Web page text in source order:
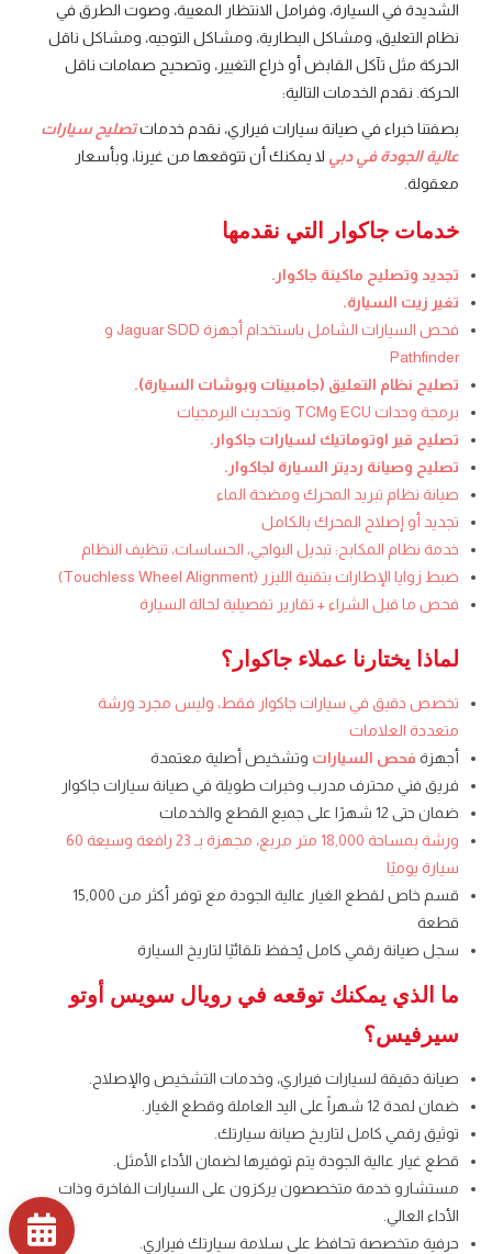
الشديدة في السيارة، وفرامل الانتظار المعيبة، وصوت الطرق في
نظام التعليق، ومشاكل البطارية، ومشاكل التوجيه، ومشاكل ناقل
الحركة مثل تآكل القابض أو ذراع التغيير، وتصحيح صمامات ناقل
الحركة. نقدم الخدمات التالية:
بصفتنا خبراء في صيانة سيارات فيراري، نقدم خدماتتصليح سيارات
عالية الجودة في دبي لا يمكنك أن تتوقعها من غيرنا، وبأسعار
معقولة.
خدمات جاكوار التي نقدمها
تجديد وتصليح ماكينة جاكوار.
تغير زيت السيارة.
فحص السيارات الشامل باستخدام أجهزة Jaguar SDD و
Pathfinder
تصليح نظام التعليق (جامبينات وبوشات السيارة).
برمجة وحدات ECU وTCM وتحديث البرمجيات
تصليح قير اوتوماتيك لسيارات جاكوار.
تصليح وصيانة رديتر السيارة لجاكوار.
صيانة نظام تبريد المحرك ومضخة الماء
تجديد أو إصلاح المحرك بالكامل
خدمة نظام المكابح: تبديل البواجي، الحساسات، تنظيف النظام
ضبط زوايا الإطارات بتقنية الليزر (Touchless Wheel Alignment)
فحص ما قبل الشراء + تقارير تفصيلية لحالة السيارة
لماذا يختارنا عملاء جاكوار؟
تخصص دقيق في سيارات جاكوار فقط، وليس مجرد ورشة
متعددة العلامات
أجهزة فحص السيارات وتشخيص أصلية معتمدة
فريق فني محترف مدرب وخبرات طويلة في صيانة سيارات جاكوار
ضمان حتى 12 شهرًا على جميع القطع والخدمات
ورشة بمساحة 18,000 متر مربع، مجهزة بـ 23 رافعة وسيعة 60
سيارة يوميًا
قسم خاص لقطع الغيار عالية الجودة مع توفر أكثر من 15,000
قطعة
سجل صيانة رقمي كامل يُحفظ تلقائيًا لتاريخ السيارة
ما الذي يمكنك توقعه في رويال سويس أوتو
سيرفيس؟
صيانة دقيقة لسيارات فيراري، وخدمات التشخيص والإصلاح.
ضمان لمدة 12 شهراً على اليد العاملة وقطع الغيار.
توثيق رقمي كامل لتاريخ صيانة سيارتك.
قطع غيار عالية الجودة يتم توفيرها لضمان الأداء الأمثل.
مستشارو خدمة متخصصون يركزون على السيارات الفاخرة وذات
الأداء العالي.
حرفية متخصصة تحافظ على سلامة سيارتك فيراري.